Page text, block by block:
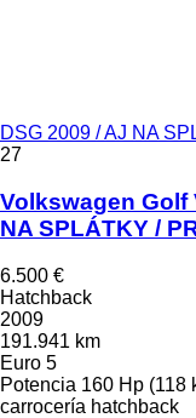
DSG 2009 / AJ NA
27
Volkswagen Golf
NA SPLÁTKY /
6.500 €
Hatchback
2009
191.941 km
Euro 5
Potencia 160 Hp (118
carrocería hatchback